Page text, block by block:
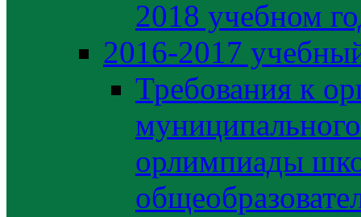
2018 учебном
2016-2017
Требования к
орлимпиады